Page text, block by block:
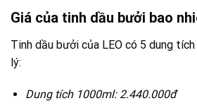
Giá của tinh dầu bưởi bao
Tinh dầu bưởi của LEO có 5 dung
lý:
Dung tích 1000ml: 2.440.000đ